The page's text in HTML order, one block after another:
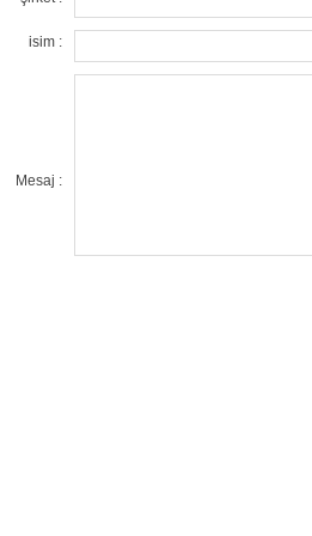
isim :
Mesaj :